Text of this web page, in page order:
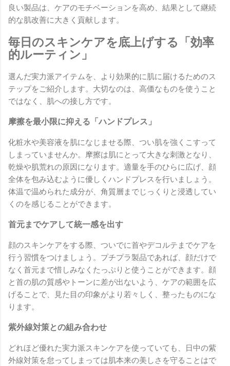
良い製品は、ケアのモチベーションを高め、結果として継続
的な肌改善に大きく貢献します。
毎日のスキンケアを底上げする「効率
的ルーティン」
選んだ実力派アイテムを、より効果的に肌に届けるためのス
テップをご紹介します。大切なのは、高価なものを使うこと
ではなく、肌への接し方です。
摩擦を最小限に抑える「ハンドプレス」
化粧水や美容液を肌になじませる際、つい肌を強くこすって
しまっていませんか。摩擦は肌にとって大きな刺激となり、
乾燥や肌荒れの原因になります。適量を手のひらに広げ、顔
全体を包み込むように優しくハンドプレスを行いましょう。
体温で温められた成分が、角質層までじっくりと浸透してい
くのを感じることができます。
首元までケアして統一感を出す
顔のスキンケアをする際、ついでに首やデコルテまでケアを
行う習慣をつけましょう。プチプラ製品であれば、顔だけで
なく首元まで惜しみなくたっぷりと使うことができます。顔
と首の肌の質感やトーンに差が出ないよう、ケアの範囲を広
げることで、見た目の印象がより若々しく、整ったものにな
ります。
紫外線対策との組み合わせ
どれほど優れた実力派スキンケアを使っていても、日中の紫
外線対策を怠ってしまっては肌本来の美しさを守ることはで